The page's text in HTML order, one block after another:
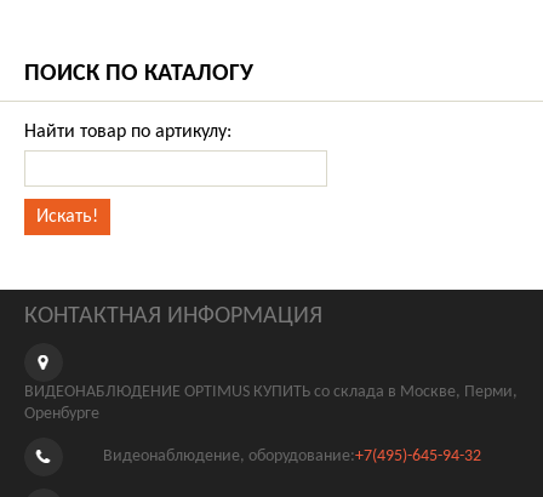
ПОИСК ПО КАТАЛОГУ
Найти товар по артикулу:
КОНТАКТНАЯ ИНФОРМАЦИЯ
ВИДЕОНАБЛЮДЕНИЕ OPTIMUS КУПИТЬ со склада в Москве, Перми,
Оренбурге
Видеонаблюдение, оборудование:+7(495)-645-94-32